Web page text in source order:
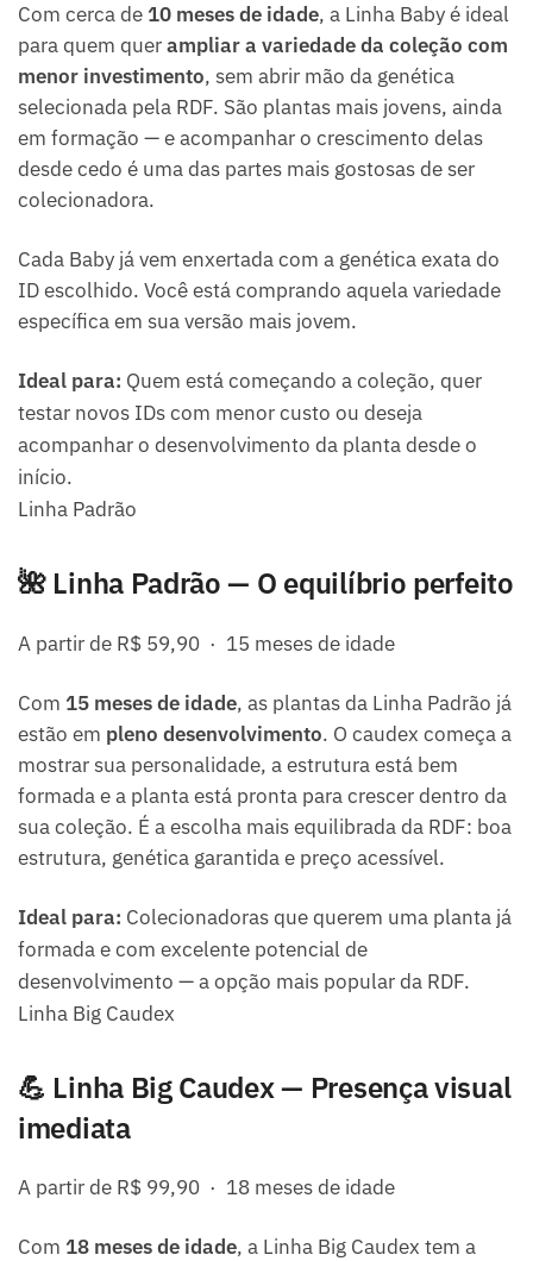
Com cerca de 10 meses de idade, a Linha Baby é ideal
para quem querampliar a variedade da coleção com
menor investimento, sem abrir mão da genética
selecionada pela RDF. São plantas mais jovens, ainda
em formação — e acompanhar o crescimento delas
desde cedo é uma das partes mais gostosas de ser
colecionadora.
Cada Baby já vem enxertada com a genética exata do
ID escolhido. Você está comprando aquela variedade
específica em sua versão mais jovem.
Ideal para: Quem está começando a coleção, quer
testar novos IDs com menor custo ou deseja
acompanhar o desenvolvimento da planta desde o
início.
Linha Padrão
🌺 Linha Padrão — O equilíbrio perfeito
A partir de R$ 59,90 · 15 meses de idade
Com 15 meses de idade, as plantas da Linha Padrão já
estão em pleno desenvolvimento. O caudex começa a
mostrar sua personalidade, a estrutura está bem
formada e a planta está pronta para crescer dentro da
sua coleção. É a escolha mais equilibrada da RDF: boa
estrutura, genética garantida e preço acessível.
Ideal para: Colecionadoras que querem uma planta já
formada e com excelente potencial de
desenvolvimento — a opção mais popular da RDF.
Linha Big Caudex
💪 Linha Big Caudex — Presença visual
imediata
A partir de R$ 99,90 · 18 meses de idade
Com 18 meses de idade, a Linha Big Caudex tem a